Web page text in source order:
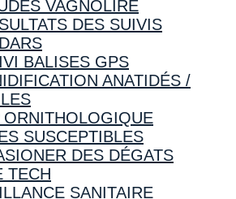
VAGNOLIRE
DES SUIVIS
BALISES GPS
ANATIDÉS /
ORNITHOLOGIQUE
SUSCEPTIBLES
DES DÉGATS
TECH
SANITAIRE